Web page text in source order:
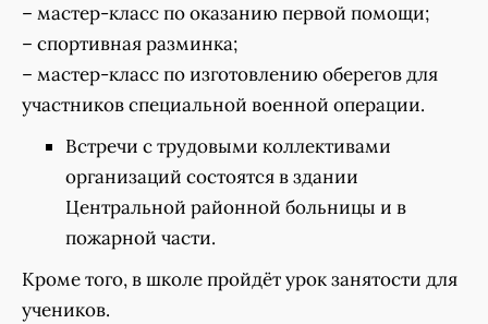
– мастер-класс по оказанию первой помощи;
– спортивная разминка;
– мастер-класс по изготовлению оберегов для
участников специальной военной операции.
Встречи с трудовыми коллективами
организаций состоятся в здании
Центральной районной больницы и в
пожарной части.
Кроме того, в школе пройдёт урок занятости для
учеников.